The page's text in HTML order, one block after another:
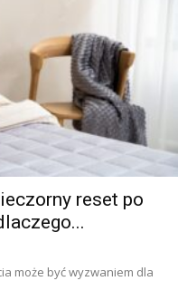
reset po
może być wyzwaniem dla